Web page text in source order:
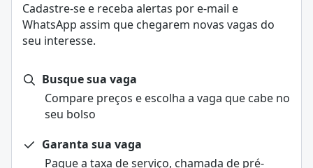
Cadastre-se e receba alertas por e-mail e
WhatsApp assim que chegarem novas vagas do
seu interesse.
Busque sua vaga
Compare preços e escolha a vaga que cabe no
seu bolso
Garanta sua vaga
Pague a taxa de serviço, chamada de pré-